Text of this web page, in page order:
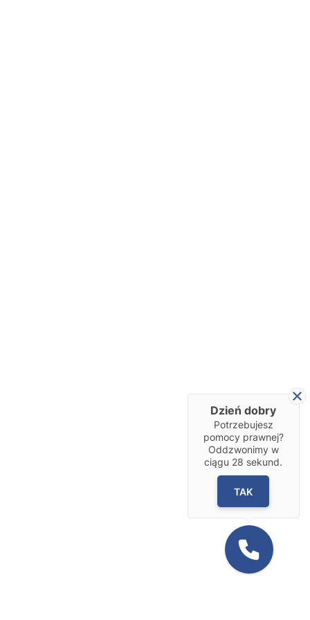
Dzień dobry
Potrzebujesz
pomocy prawnej?
Oddzwonimy w
ciągu 28 sekund.
TAK